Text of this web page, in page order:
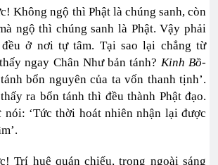
Không ngộ thì Phật là chúng sanh, còn
ngộ thì chúng sanh là Phật. Vậy phải
ở nơi tự tâm. Tại sao lại chẳng từ
ngay Chân Như bản tánh? Kinh Bồ-
bổn nguyên của ta vốn thanh tịnh’.
ra bổn tánh thì đều thành Phật đạo.
nói: ‘Tức thời hoát nhiên nhận lại được
Trí huệ quán chiếu, trong ngoài sáng